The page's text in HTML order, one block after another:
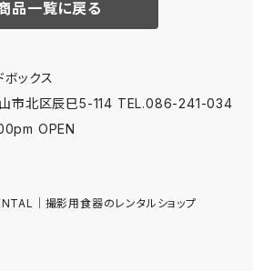
品一覧に戻る
ックス
市北区辰巳5-114 TEL.086-241-034
OPEN
｜撮影用食器のレンタルショップ